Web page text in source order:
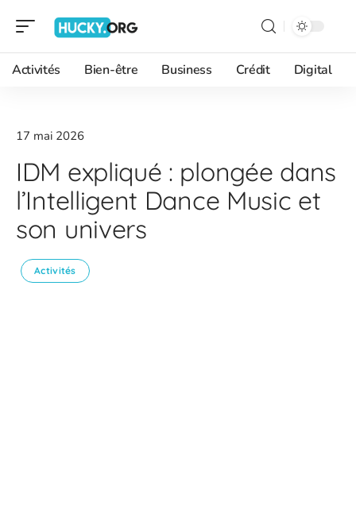
Activités Bien-être Business Crédit Digital
17 mai 2026
IDM expliqué : plongée dans
l’Intelligent Dance Music et
son univers
Activités